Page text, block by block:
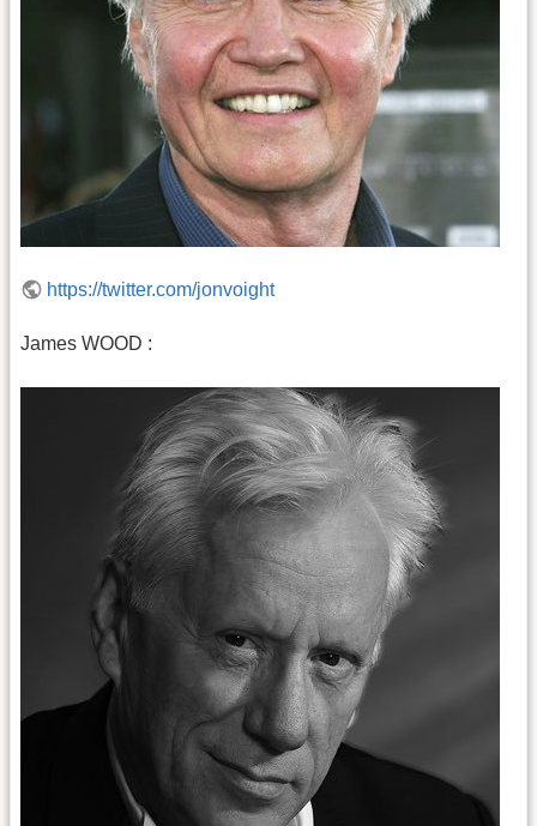
https://twitter.com/jonvoight
James WOOD :